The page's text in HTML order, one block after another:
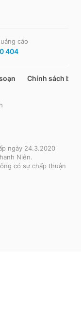
cáo
404
Chính sách bảo
ngày 24.3.2020
Niên.
có sự chấp thuận